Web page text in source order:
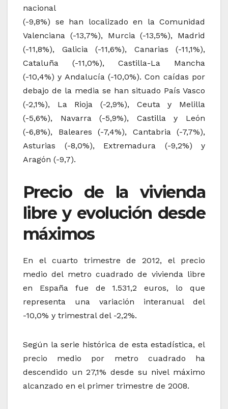
nacional
(-9,8%) se han localizado en la Comunidad
Valenciana (-13,7%), Murcia (-13,5%), Madrid
(-11,8%), Galicia (-11,6%), Canarias (-11,1%),
Cataluña (-11,0%), Castilla-La Mancha
(-10,4%) y Andalucía (-10,0%). Con caídas por
debajo de la media se han situado País Vasco
(-2,1%), La Rioja (-2,9%), Ceuta y Melilla
(-5,6%), Navarra (-5,9%), Castilla y León
(-6,8%), Baleares (-7,4%), Cantabria (-7,7%),
Asturias (-8,0%), Extremadura (-9,2%) y
Aragón (-9,7).
Precio de la vivienda
libre y evolución desde
máximos
En el cuarto trimestre de 2012, el precio
medio del metro cuadrado de vivienda libre
en España fue de 1.531,2 euros, lo que
representa una variación interanual del
-10,0% y trimestral del -2,2%.
Según la serie histórica de esta estadística, el
precio medio por metro cuadrado ha
descendido un 27,1% desde su nivel máximo
alcanzado en el primer trimestre de 2008.